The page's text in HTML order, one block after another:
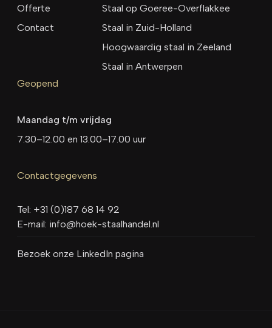
Offerte
Contact
Staal op Goeree-Overflakkee
Staal in Zuid-Holland
Hoogwaardig staal in Zeeland
Staal in Antwerpen
Geopend
Maandag t/m vrijdag
7.30–12.00 en 13.00–17.00 uur
Contactgegevens
Tel: +31 (0)187 68 14 92
E-mail: info@hoek-staalhandel.nl
Bezoek onze LinkedIn pagina